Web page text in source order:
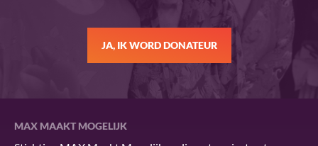
JA, IK WORD DONATEUR
MAX MAAKT MOGELIJK